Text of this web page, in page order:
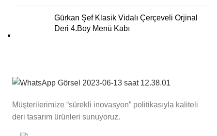
Gürkan Şef Klasik Vidalı Çerçeveli Orjinal
Deri 4.Boy Menü Kabı
Müşterilerimize “sürekli inovasyon” politikasıyla kaliteli
deri tasarım ürünleri sunuyoruz.